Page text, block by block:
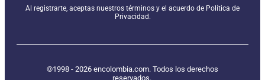
Al registrarte, aceptas nuestros términos y el acuerdo de Política de
Privacidad.
©1998 - 2026 encolombia.com. Todos los derechos
reservados.